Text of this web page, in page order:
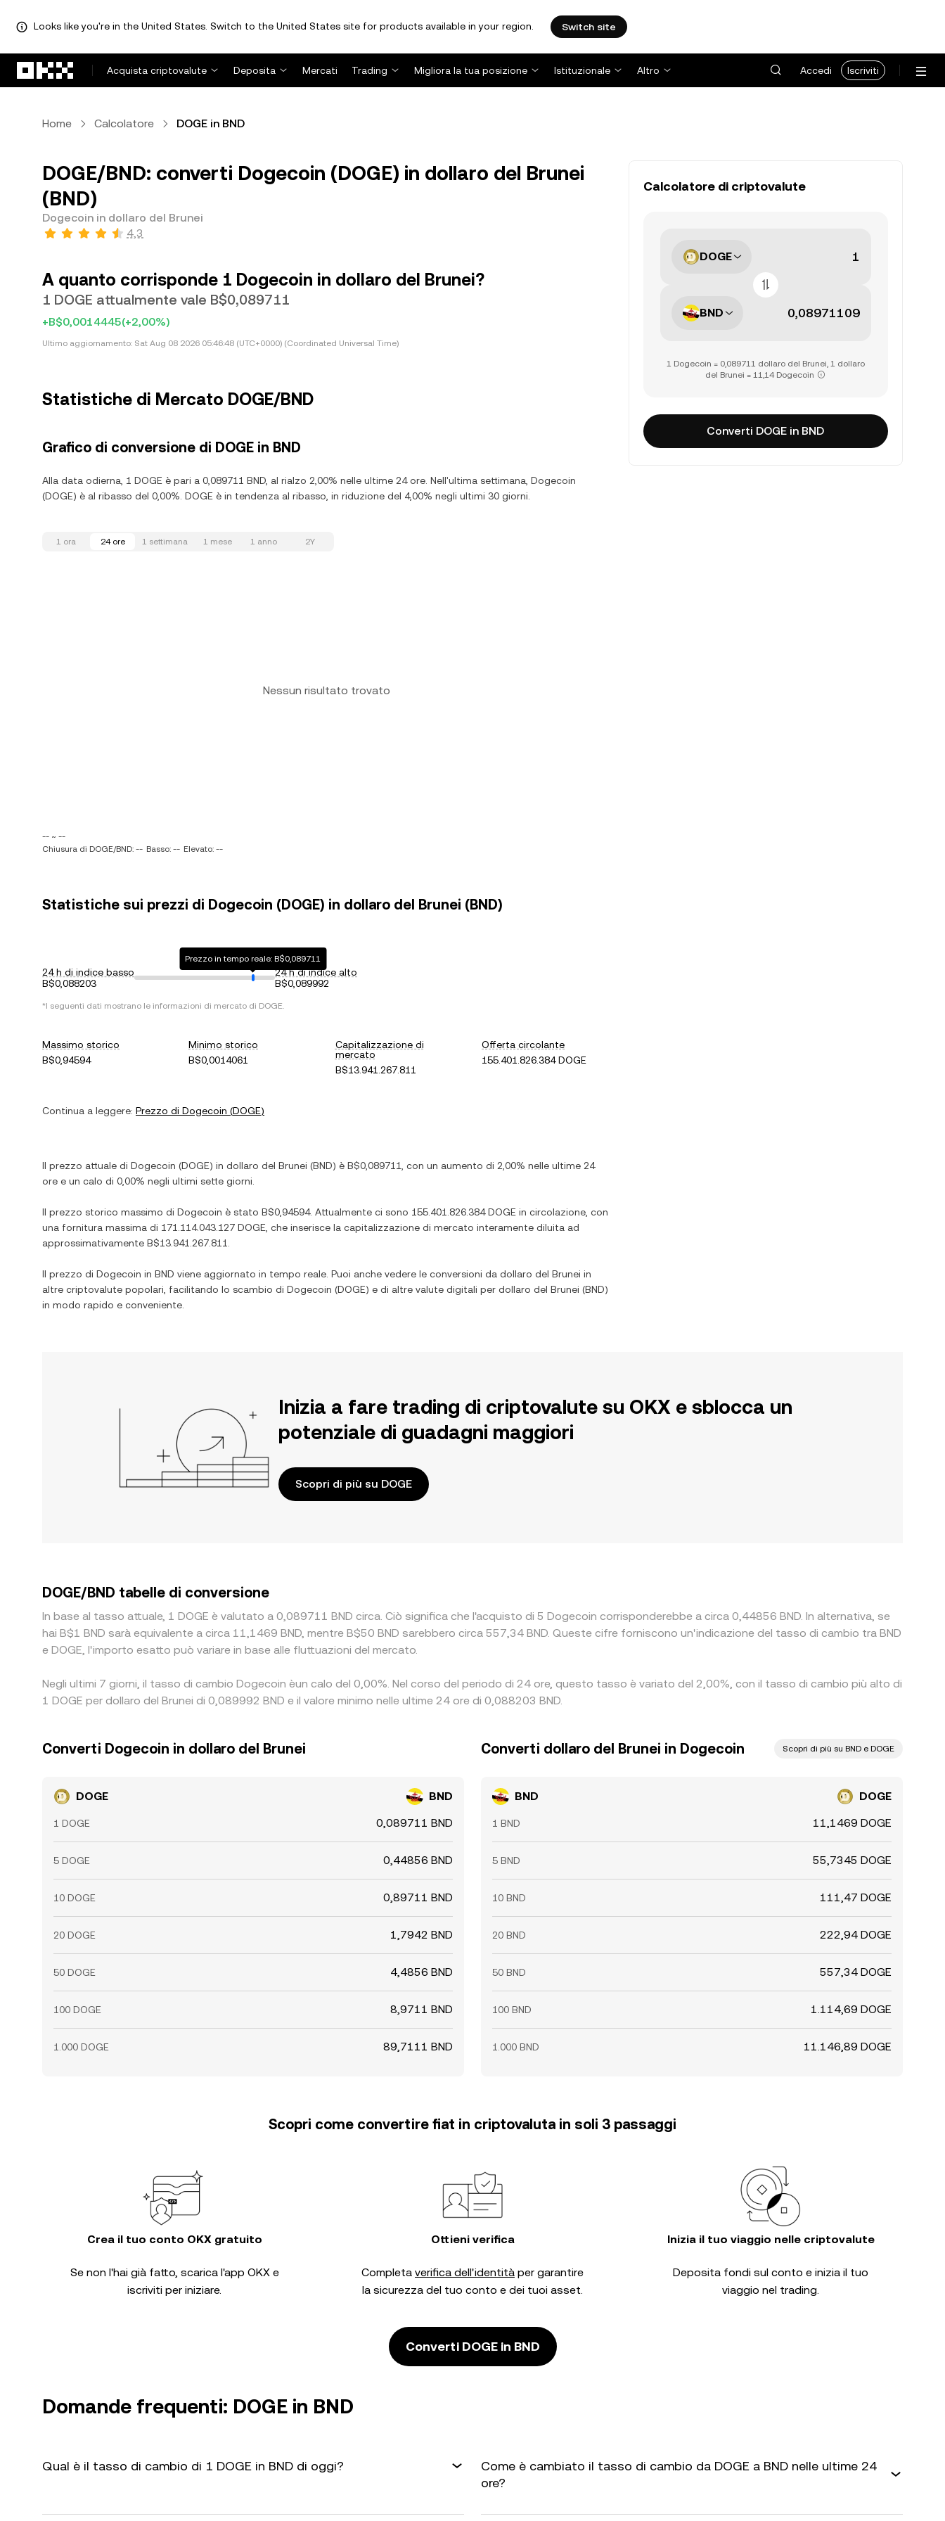
Looks like you're in the United States. Switch to the United States site for products available in your region. Switch site
Acquista criptovalute
Deposita Mercati Trading Migliora la tua posizione Istituzionale Altro Accedi Iscriviti
Home Calcolatore DOGE in BND
DOGE/BND: converti Dogecoin (DOGE) in dollaro del Brunei
(BND)
Dogecoin in dollaro del Brunei
4,3
A quanto corrisponde 1 Dogecoin in dollaro del Brunei?
1 DOGE attualmente vale B$0,089711
+B$0,0014445(+2,00%)
Ultimo aggiornamento: Sat Aug 08 2026 05:46:48 (UTC+0000) (Coordinated Universal Time)
Statistiche di Mercato DOGE/BND
Grafico di conversione di DOGE in BND
Alla data odierna, 1 DOGE è pari a 0,089711 BND, al rialzo 2,00% nelle ultime 24 ore. Nell'ultima settimana, Dogecoin
(DOGE) è al ribasso del 0,00%. DOGE è in tendenza al ribasso, in riduzione del 4,00% negli ultimi 30 giorni.
1 ora 24 ore 1 settimana 1 mese 1 anno 2Y
Nessun risultato trovato
-- ~ --
Chiusura di DOGE/BND: -- Basso: -- Elevato: --
Statistiche sui prezzi di Dogecoin (DOGE) in dollaro del Brunei (BND)
24 h di indice basso
B$0,088203
Prezzo in tempo reale: B$0,089711
24 h di indice alto
B$0,089992
*I seguenti dati mostrano le informazioni di mercato di DOGE.
Massimo storico
B$0,94594
Minimo storico
B$0,0014061
Capitalizzazione di
mercato
B$13.941.267.811
Offerta circolante
155.401.826.384 DOGE
Continua a leggere: Prezzo di Dogecoin (DOGE)
Il prezzo attuale di Dogecoin (DOGE) in dollaro del Brunei (BND) è B$0,089711 , con un aumento di 2,00% nelle ultime 24
ore e un calo di 0,00% negli ultimi sette giorni.
Il prezzo storico massimo di Dogecoin è stato B$0,94594. Attualmente ci sono 155.401.826.384 DOGE in circolazione, con
una fornitura massima di 171.114.043.127 DOGE , che inserisce la capitalizzazione di mercato interamente diluita ad
approssimativamente B$13.941.267.811
Il prezzo di Dogecoin in BND viene aggiornato in tempo reale. Puoi anche vedere le conversioni da dollaro del Brunei in
altre criptovalute popolari, facilitando lo scambio di Dogecoin (DOGE) e di altre valute digitali per dollaro del Brunei (BND)
in modo rapido e conveniente.
Calcolatore di criptovalute
DOGE
BND
1 Dogecoin = 0,089711 dollaro del Brunei, 1 dollaro
del Brunei = 11,14 Dogecoin
Converti DOGE in BND
Inizia a fare trading di criptovalute su OKX e sblocca un
potenziale di guadagni maggiori
Scopri di più su DOGE
DOGE/BND tabelle di conversione
In base al tasso attuale, 1 DOGE è valutato a 0,089711 BND circa. Ciò significa che l'acquisto di 5 Dogecoin corrisponderebbe a circa 0,44856 BND. In alternativa, se
hai B$1 BND sarà equivalente a circa 11,1469 BND, mentre B$50 BND sarebbero circa 557,34 BND. Queste cifre forniscono un'indicazione del tasso di cambio tra BND
e DOGE, l'importo esatto può variare in base alle fluttuazioni del mercato.
Negli ultimi 7 giorni, il tasso di cambio Dogecoin èun calo del 0,00%. Nel corso del periodo di 24 ore, questo tasso è variato del 2,00%, con il tasso di cambio più alto di
1 DOGE per dollaro del Brunei di 0,089992 BND e il valore minimo nelle ultime 24 ore di 0,088203 BND.
Converti Dogecoin in dollaro del Brunei
DOGE BND
1 DOGE 0,089711 BND
5 DOGE 0,44856 BND
10 DOGE 0,89711 BND
20 DOGE 1,7942 BND
50 DOGE 4,4856 BND
100 DOGE 8,9711 BND
1.000 DOGE 89,7111 BND
Converti dollaro del Brunei in Dogecoin Scopri di più su BND e DOGE
BND DOGE
1 BND 11,1469 DOGE
5 BND 55,7345 DOGE
10 BND 111,47 DOGE
20 BND 222,94 DOGE
50 BND 557,34 DOGE
100 BND 1.114,69 DOGE
1.000 BND 11.146,89 DOGE
Scopri come convertire fiat in criptovaluta in soli 3 passaggi
Crea il tuo conto OKX gratuito
Se non l'hai già fatto, scarica l'app OKX e
iscriviti per iniziare.
Ottieni verifica
Completa verifica dell'identità per garantire
la sicurezza del tuo conto e dei tuoi asset.
Inizia il tuo viaggio nelle criptovalute
Deposita fondi sul conto e inizia il tuo
viaggio nel trading.
Converti DOGE in BND
Domande frequenti: DOGE in BND
Qual è il tasso di cambio di 1 DOGE in BND di oggi?
Come è cambiato il tasso di cambio da DOGE a BND nelle ultime 24
ore?